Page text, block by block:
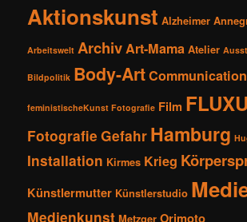
Aktionskunst Alzheimer
Arbeitswelt ArchivArt-Mama Atelier
Bildpolitik Body-Art
feministischeKunst Fotografie Film
Fotografie Gefahr Hamburg
Installation Kirmes Krieg
Künstlermutter Künstlerstudio
Medienkunst Metzger Orimoto